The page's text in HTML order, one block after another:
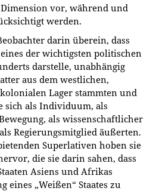
vor, während und
werden.
darin überein, dass
der wichtigsten politischen
darstelle, unabhängig
aus dem westlichen,
Lager stammten und
sich als Individuum, als
als wissenschaftlicher
Regierungsmitglied äußerten.
Superlativen hoben sie
die sie darin sahen, dass
Asiens und Afrikas
eines „Weißen“ Staates zu